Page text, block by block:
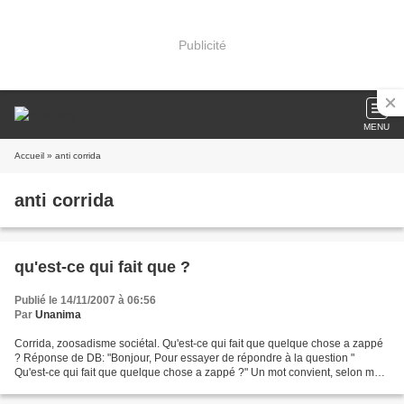
Publicité
MENU
Accueil » anti corrida
anti corrida
qu'est-ce qui fait que ?
Publié le 14/11/2007 à 06:56
Par Unanima
Corrida, zoosadisme sociétal. Qu'est-ce qui fait que quelque chose a zappé
? Réponse de DB: "Bonjour, Pour essayer de répondre à la question "
Qu'est-ce qui fait que quelque chose a zappé ?" Un mot convient, selon moi :